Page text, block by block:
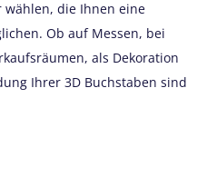
wählen, die Ihnen eine
Ob auf Messen, bei
als Dekoration
Ihrer 3D Buchstaben sind